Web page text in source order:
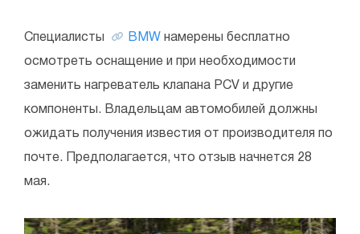
Специалисты BMW намерены бесплатно
осмотреть оснащение и при необходимости
заменить нагреватель клапана PCV и другие
компоненты. Владельцам автомобилей должны
ожидать получения известия от производителя по
почте. Предполагается, что отзыв начнется 28
мая.